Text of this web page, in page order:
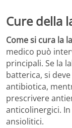
Cure della
Come si cura la
medico può
principali. Se la
batterica, si
antibiotica,
prescrivere
anticolinergici.
ansiolitici.